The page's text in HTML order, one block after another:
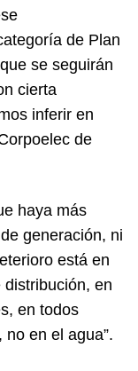
de Plan
se seguirán
cierta
inferir en
de
haya más
generación, ni
está en
en
en todos
en el agua”.